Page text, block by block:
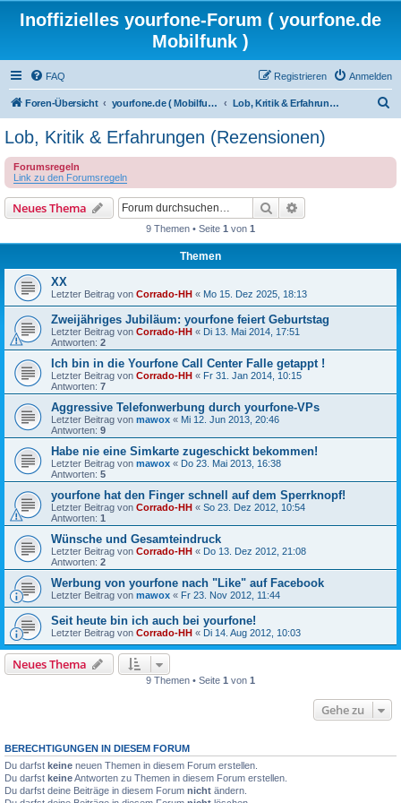
Inoffizielles yourfone-Forum ( yourfone.de
Mobilfunk )
FAQ Anmelden
Registrieren
Foren-Übersicht yourfone.de ( Mobilfunkangebot ) Lob, Kritik & Erfahrungen (Rezensionen)
e
Lob, Kritik & Erfahrungen (Rezensionen)
Forumsregeln
Link zu den Forumsregeln
Neues Thema Suche
9 Themen • Seite 1 von 1
Themen
XX
Letzter Beitrag von Corrado-HH « Mo 15. Dez 2025, 18:13
Zweijähriges Jubiläum: yourfone feiert Geburtstag
Letzter Beitrag von Corrado-HH « Di 13. Mai 2014, 17:51
Antworten: 2
Ich bin in die Yourfone Call Center Falle getappt !
Letzter Beitrag von Corrado-HH « Fr 31. Jan 2014, 10:15
Antworten: 7
Aggressive Telefonwerbung durch yourfone-VPs
Letzter Beitrag von mawox « Mi 12. Jun 2013, 20:46
Antworten: 9
Habe nie eine Simkarte zugeschickt bekommen!
Letzter Beitrag von mawox « Do 23. Mai 2013, 16:38
Antworten: 5
yourfone hat den Finger schnell auf dem Sperrknopf!
Letzter Beitrag von Corrado-HH « So 23. Dez 2012, 10:54
Antworten: 1
Wünsche und Gesamteindruck
Letzter Beitrag von Corrado-HH « Do 13. Dez 2012, 21:08
Antworten: 2
Werbung von yourfone nach "Like" auf Facebook
Letzter Beitrag von mawox « Fr 23. Nov 2012, 11:44
Seit heute bin ich auch bei yourfone!
Letzter Beitrag von Corrado-HH « Di 14. Aug 2012, 10:03
Neues Thema
9 Themen • Seite 1 von 1
Gehe zu
BERECHTIGUNGEN IN DIESEM FORUM
Du darfst keine neuen Themen in diesem Forum erstellen.
Du darfst keineAntworten zu Themen in diesem Forum erstellen.
Du darfst deine Beiträge in diesem Forum nicht ändern.